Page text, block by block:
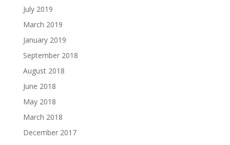
July 2019
March 2019
January 2019
September 2018
August 2018
June 2018
May 2018
March 2018
December 2017